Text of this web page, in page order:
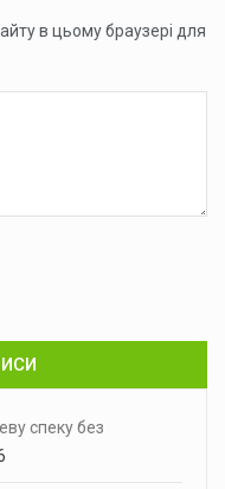
в цьому браузері для
спеку без